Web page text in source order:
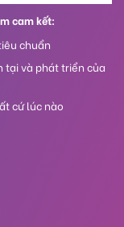
cam kết:
chuẩn
tại và phát triển của
cứ lúc nào